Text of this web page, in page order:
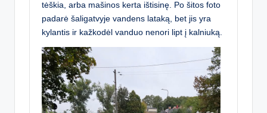
tėškia, arba mašinos kerta ištisinę. Po šitos foto
padarė šaligatvyje vandens lataką, bet jis yra
kylantis ir kažkodėl vanduo nenori lipt į kalniuką.